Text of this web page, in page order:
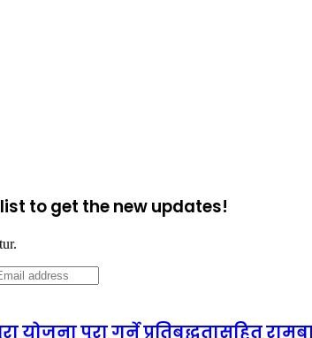
to get the new updates!
योजना पूरा गर्ने प्रतिबद्धतासहित